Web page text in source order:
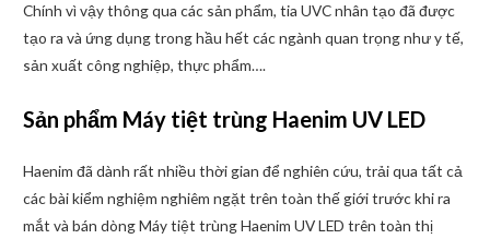
Chính vì vậy thông qua các sản phẩm, tia UVC nhân tạo đã được
tạo ra và ứng dụng trong hầu hết các ngành quan trọng như y tế,
sản xuất công nghiệp, thực phẩm….
Sản phẩm Máy tiệt trùng Haenim UV LED
Haenim đã dành rất nhiều thời gian để nghiên cứu, trải qua tất cả
các bài kiểm nghiệm nghiêm ngặt trên toàn thế giới trước khi ra
mắt và bán dòng Máy tiệt trùng Haenim UV LED trên toàn thị